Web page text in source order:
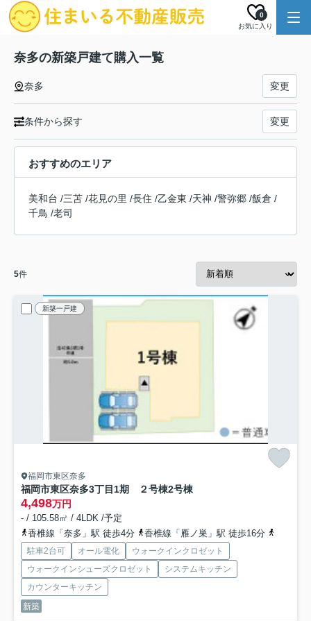
お気に入り
0
奈多の新築戸建て購入一覧
奈多 変更
条件から探す 変更
おすすめのエリア
美和台 /三苫 /花見の里 /長住 /乙金東 /天神 /警弥郷 /飯倉 /
千鳥 /老司
5件
新築一戸建
福岡市東区奈多
福岡市東区奈多3丁目1期 ２号棟2号棟
4,498万円
- / 105.58㎡ / 4LDK /予定
香椎線「奈多」駅 徒歩4分
香椎線「雁ノ巣」駅 徒歩16分
駐車2台可 オール電化
ウォークインクロゼット
ウォークインシューズクロゼット
システムキッチン
カウンターキッチン
新築